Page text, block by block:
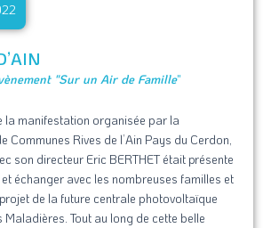
"Sur un Air de Famille"
la manifestation organisée par la
Communes Rives de l’Ain Pays du Cerdon,
son directeur Eric BERTHET était présente
échanger avec les nombreuses familles et
de la future centrale photovoltaïque
Maladières. Tout au long de cette belle